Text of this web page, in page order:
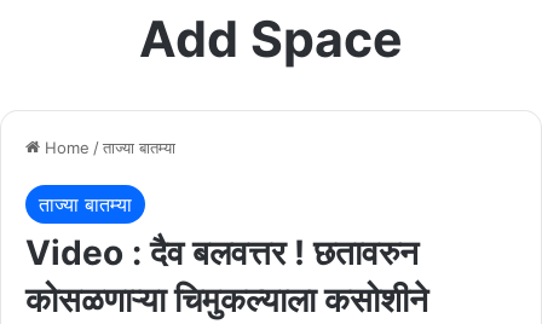
Add Space
Home /ताज्या बातम्या
ताज्या बातम्या
Video : दैव बलवत्तर ! छतावरुन
कोसळणाऱ्या चिमुकल्याला कसोशीने